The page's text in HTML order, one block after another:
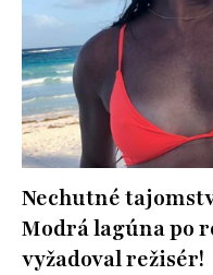
Nechutné
Modrá lagúna po
vyžadoval režisér!